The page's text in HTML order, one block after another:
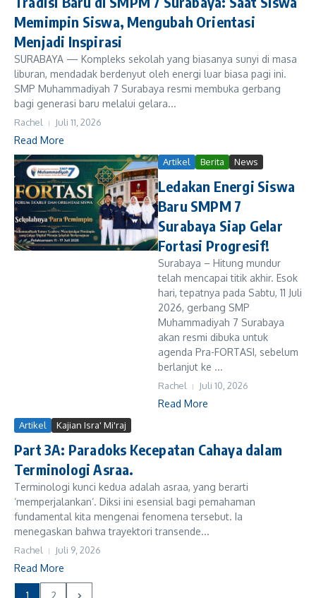
Memimpin Siswa, Mengubah Orientasi
Menjadi Inspirasi
SURABAYA — Kompleks sekolah yang biasanya sunyi di masa
liburan, mendadak berdenyut oleh energi luar biasa pagi ini.
SMP Muhammadiyah 7 Surabaya resmi membuka gerbang
bagi generasi baru melalui gelara...
Rachel Juli 11, 2026
Read More
Artikel Berita News
Ledakan Energi Siswa
Baru SMPM 7
Surabaya Siap Gelar
Fortasi Progresif!
Surabaya – Hitung mundur
telah mencapai titik akhir. Esok
hari, tepatnya pada Sabtu, 11 Juli
2026, gerbang SMP
Muhammadiyah 7 Surabaya
akan resmi dibuka untuk
agenda Pra-FORTASI, sebelum
berlanjut ke ...
Rachel Juli 10, 2026
Read More
Artikel Kajian Isra' Mi'raj
Part 3A: Paradoks Kecepatan Cahaya dalam
Terminologi Asraa.
Terminologi kunci kedua adalah asraa, yang berarti
‘memperjalankan‘. Diksi ini esensial bagi pemahaman
fundamental kita mengenai fenomena tersebut. Ia
menegaskan bahwa trayektori transende...
Rachel Juli 9, 2026
Read More
1 2